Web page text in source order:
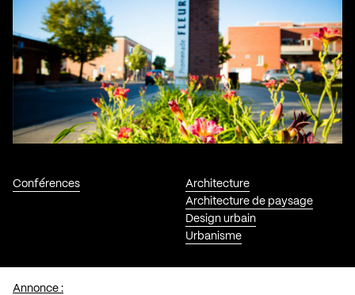
Conférences
Architecture
Architecture de paysage
Design urbain
Urbanisme
Annonce :